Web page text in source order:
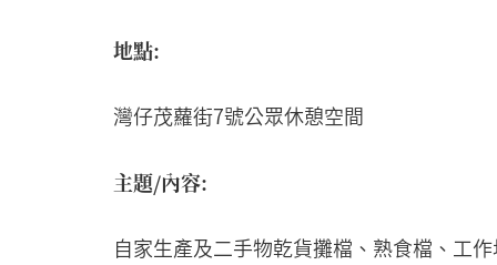
地點:
灣仔茂蘿街7號公眾休憩空間
主題/內容:
自家生產及二手物乾貨攤檔、熟食檔、工